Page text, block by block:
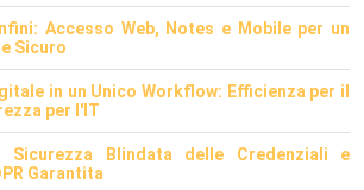
Accesso Web, Notes e Mobile per un
Sicuro
in un Unico Workflow: Efficienza per il
per l'IT
Sicurezza Blindata delle Credenziali e
Garantita